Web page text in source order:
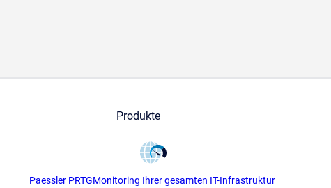
Produkte
Paessler PRTGMonitoring Ihrer gesamten IT-Infrastruktur